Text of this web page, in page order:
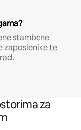
stambene
zaposlenike te
za